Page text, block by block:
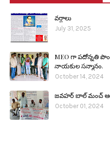
వర్షాలు
July 31, 2025
MEO గా పదోన్నతి
నాయకుల సన్మానం.
October 14, 2024
జవహర్ బాల్ మంచ్
October 01, 2024